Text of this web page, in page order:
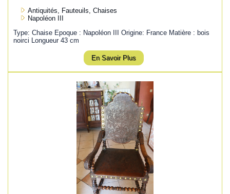
Antiquités, Fauteuils, Chaises
Napoléon III
Type: Chaise Epoque : Napoléon III Origine: France Matière : bois
noirci Longueur 43 cm
En Savoir Plus